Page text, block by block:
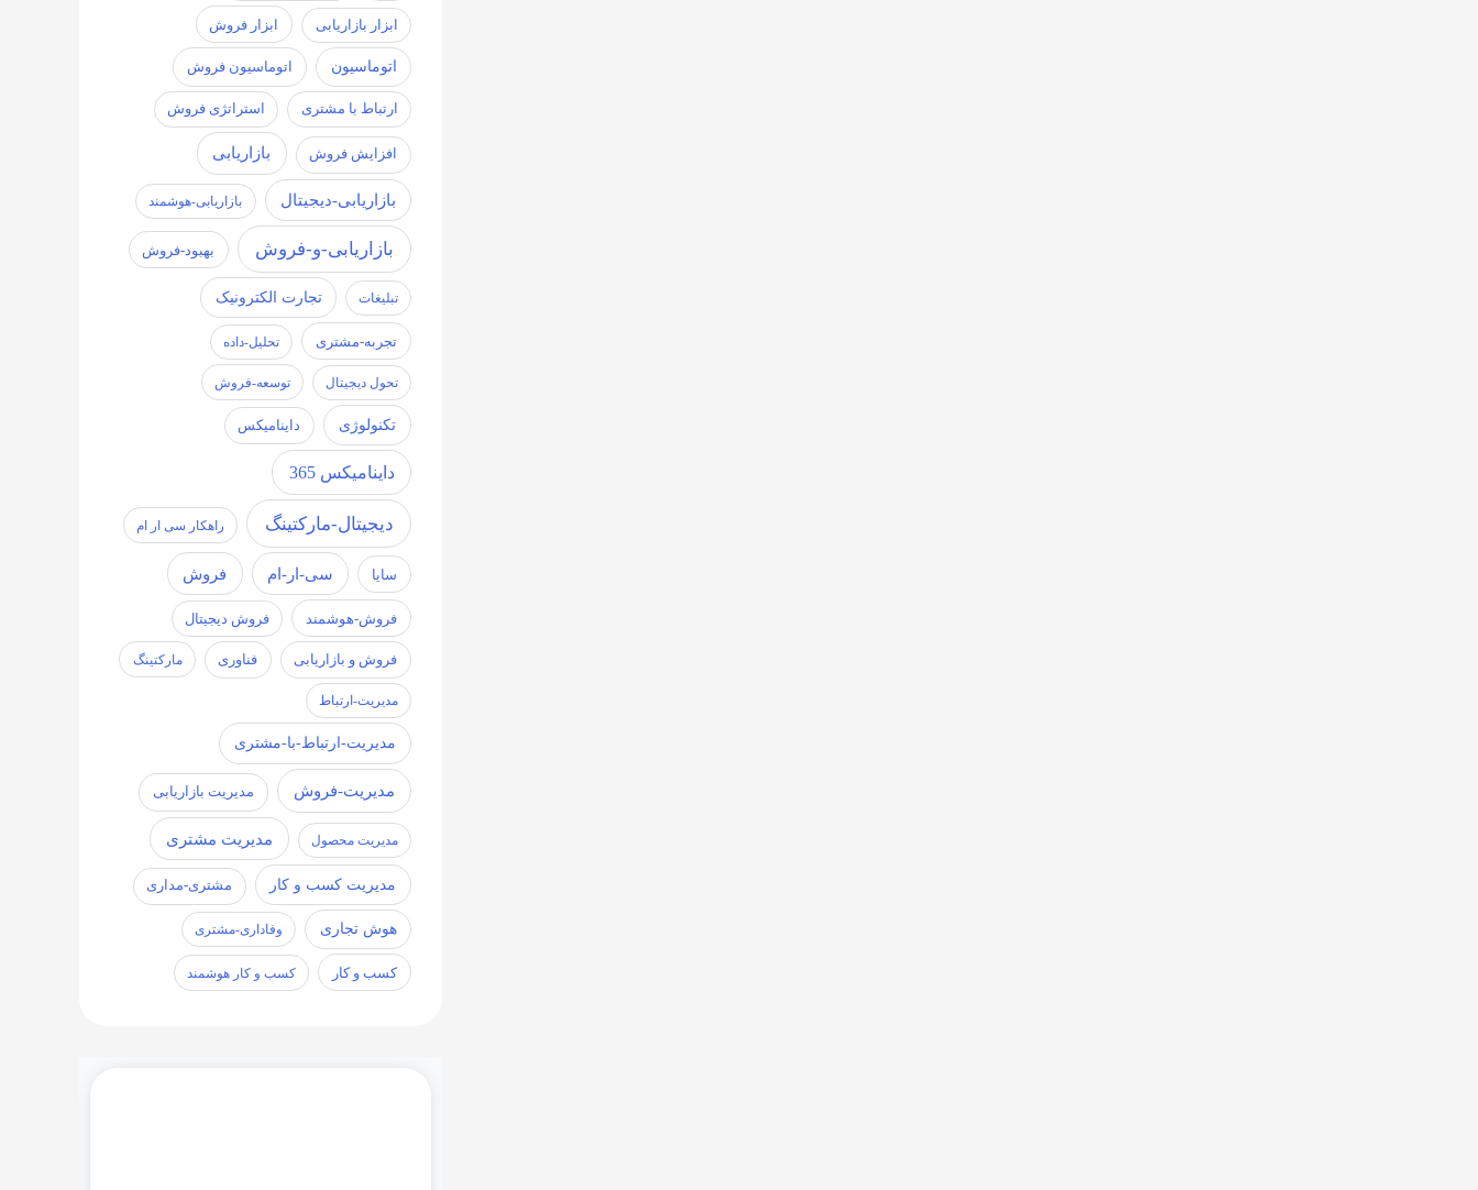
ابزار بازاریابی ابزار فروش
اتوماسیون اتوماسیون فروش
ارتباط با مشتری استراتژی فروش
افزایش فروش بازاریابی
بازاریابی-دیجیتال بازاریابی-هوشمند
بازاریابی-و-فروش بهبود-فروش
تبلیغات تجارت الکترونیک
تجربه-مشتری تحلیل-داده
تحول دیجیتال توسعه-فروش
تکنولوژی داینامیکس
داینامیکس 365
دیجیتال-مارکتینگ راهکار سی ار ام
سایا سی-ار-ام فروش
فروش-هوشمند فروش دیجیتال
فروش و بازاریابی فناوری مارکتینگ
مدیریت-ارتباط
مدیریت-ارتباط-با-مشتری
مدیریت-فروش مدیریت بازاریابی
مدیریت محصول مدیریت مشتری
مدیریت کسب و کار مشتری-مداری
هوش تجاری وفاداری-مشتری
کسب و کار کسب و کار هوشمند